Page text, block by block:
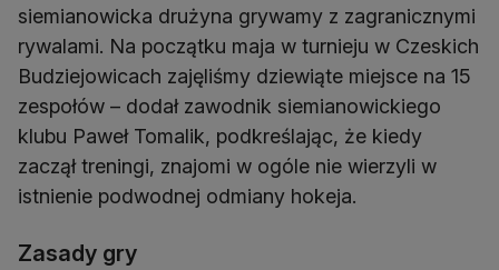
siemianowicka drużyna grywamy z zagranicznymi
rywalami. Na początku maja w turnieju w Czeskich
Budziejowicach zajęliśmy dziewiąte miejsce na 15
zespołów – dodał zawodnik siemianowickiego
klubu Paweł Tomalik, podkreślając, że kiedy
zaczął treningi, znajomi w ogóle nie wierzyli w
istnienie podwodnej odmiany hokeja.
Zasady gry